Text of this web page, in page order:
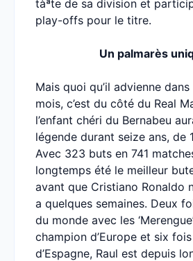
tàªte de sa division et
play-offs pour le titre.
Un palmarès
Mais quoi qu’il advienne
mois, c’est du côté du Real
l’enfant chéri du Bernabeu
légende durant seize ans, de
Avec 323 buts en 741
longtemps été le meilleur
avant que Cristiano Ronaldo
a quelques semaines. Deux
du monde avec les
champion d’Europe et six
d’Espagne, Raul est depuis